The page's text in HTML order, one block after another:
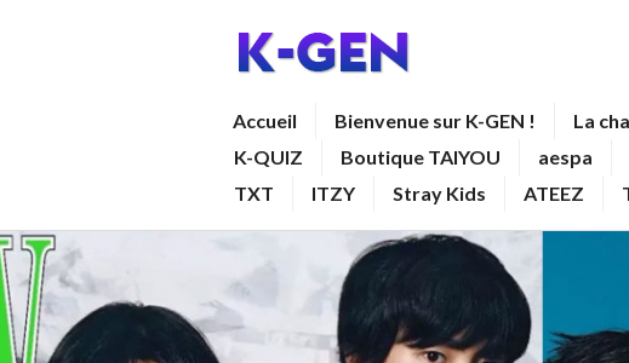
Accueil Bienvenue sur K-GEN ! La
K-QUIZ
Boutique TAIYOU aespa
TXT
ITZY Stray Kids ATEEZ